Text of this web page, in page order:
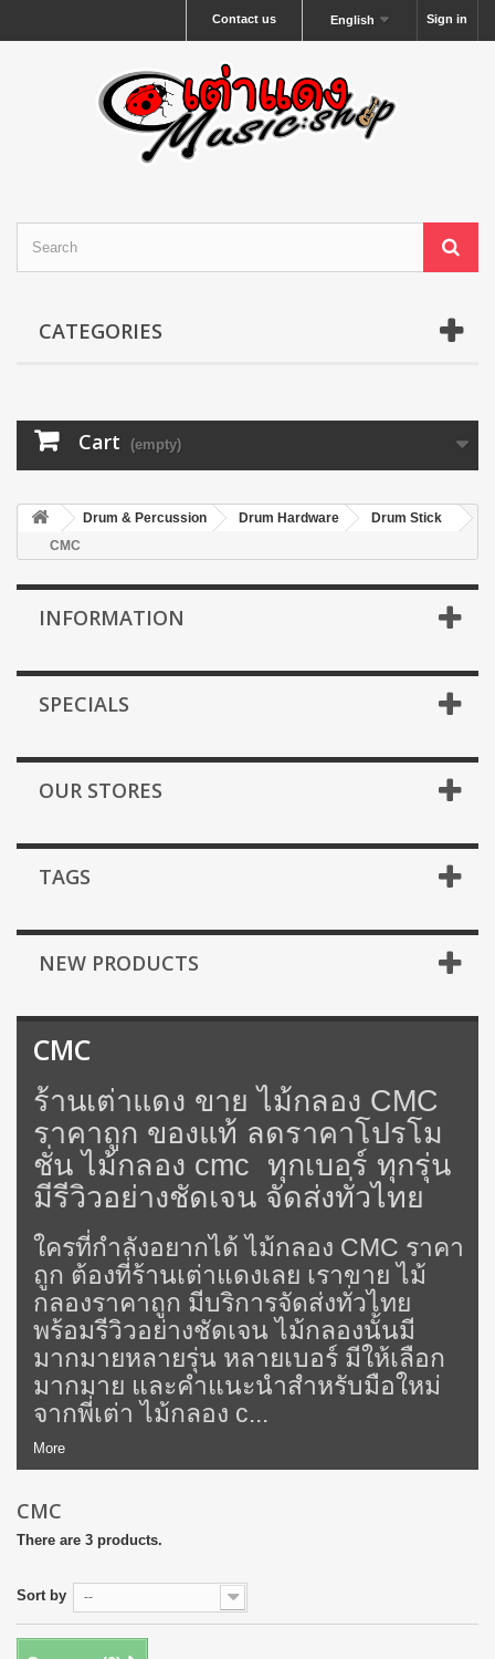
Sign in
English
Contact us
CATEGORIES
Cart (empty)
Drum & Percussion Drum Hardware
Drum Stick
CMC
INFORMATION
SPECIALS
OUR STORES
TAGS
NEW PRODUCTS
CMC
ร้านเต่าแดง ขาย ไม้กลอง CMC
ราคาถูก ของแท้ ลดราคาโปรโม
ชั่น ไม้กลอง cmc ทุกเบอร์ ทุกรุ่น
มีรีวิวอย่างชัดเจน จัดส่งทั่วไทย
ใครที่กำลังอยากได้ ไม้กลอง CMC ราคา
ถูก ต้องที่ร้านเต่าแดงเลย เราขาย ไม้
กลองราคาถูก มีบริการจัดส่งทั่วไทย
พร้อมรีวิวอย่างชัดเจน ไม้กลองนั้นมี
มากมายหลายรุ่น หลายเบอร์ มีให้เลือก
มากมาย และคำแนะนำสำหรับมือใหม่
จากพี่เต่า ไม้กลอง c...
More
CMC
There are 3 products.
Sort by --